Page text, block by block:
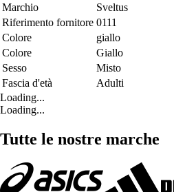
Marchio
Sveltus
Riferimento fornitore 0111
Colore
giallo
Colore
Giallo
Sesso
Misto
Fascia d'età
Adulti
Loading...
Loading...
Tutte le nostre marche